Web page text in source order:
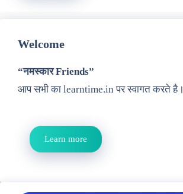
Welcome
“नमस्कार Friends”
आप सभी का learntime.in पर स्वागत करते है।
Learn more